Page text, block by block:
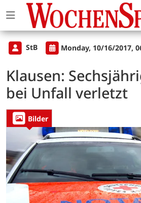
StB Monday, 10/16/2017,
Klausen:
bei Unfall verletzt
Bilder